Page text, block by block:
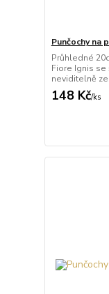
Punčochy na
Průhledné
Fiore Ignis se
neviditelně
148 Kč/ks